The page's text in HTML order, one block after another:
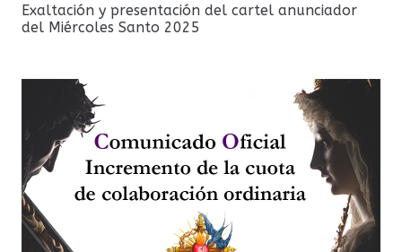
Exaltación y presentación del cartel anunciador
del Miércoles Santo 2025